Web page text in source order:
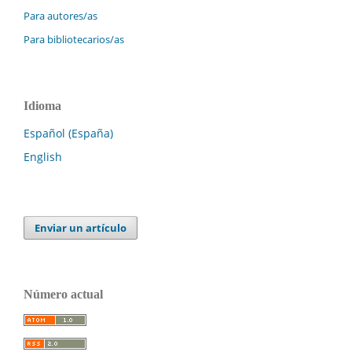
Para autores/as
Para bibliotecarios/as
Idioma
Español (España)
English
Enviar un artículo
Número actual